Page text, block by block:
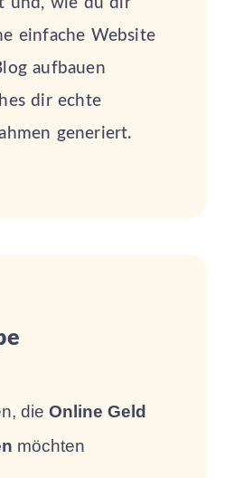
einfache Website
aufbauen
dir echte
generiert.
dieOnline Geld
möchten